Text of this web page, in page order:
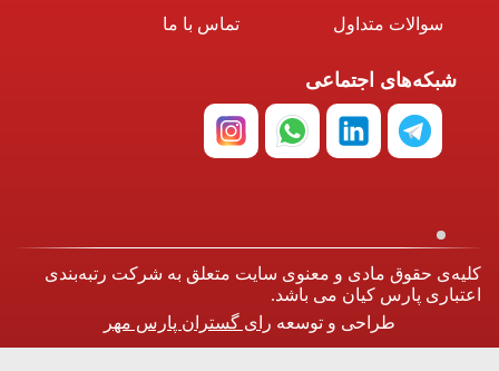
سوالات متداول
تماس با ما
شبکه‌های اجتماعی
حقوق مادی و معنوی سایت متعلق به شرکت رتبه‌بندی
پارس کیان می باشد.
طراحی و توسعهرای گستران پارس مهر